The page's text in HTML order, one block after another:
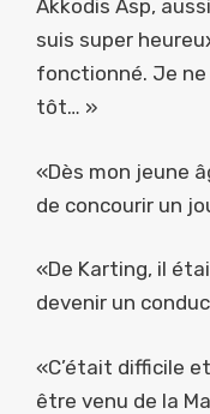
Akkodis Asp,
suis super
fonctionné. Je ne
tôt… »
«Dès mon jeune
de concourir un
«De Karting, il
devenir un
«C’était difficile
être venu de la